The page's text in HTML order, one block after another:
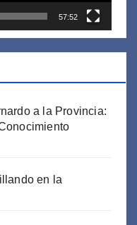
57:52
a la Provincia:
en la